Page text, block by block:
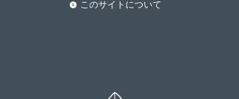
このサイトについて